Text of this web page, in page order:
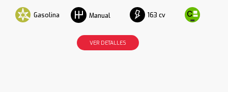
Gasolina Manual 163 cv
VER DETALLES